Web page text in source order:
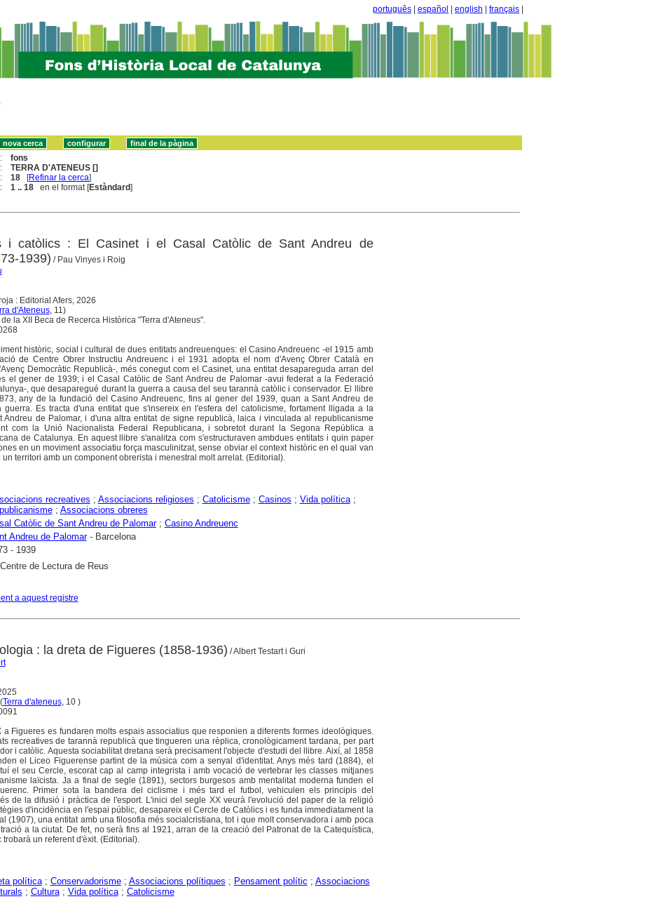
português español english français
fons
TERRA D'ATENEUS []
18 [Refinar la cerca]
1 .. 18 en el format [Estàndard]
i catòlics : El Casinet i el Casal Catòlic de Sant Andreu de
1939) / Pau Vinyes i Roig
: Editorial Afers, 2026
d'Ateneus, 11)
la XII Beca de Recerca Històrica "Terra d'Ateneus".
històric, social i cultural de dues entitats andreuenques: el Casino Andreuenc -el 1915 amb
de Centre Obrer Instructiu Andreuenc i el 1931 adopta el nom d'Avenç Obrer Català en
Democràtic Republicà-, més conegut com el Casinet, una entitat desapareguda arran del
el gener de 1939; i el Casal Catòlic de Sant Andreu de Palomar -avui federat a la Federació
, que desaparegué durant la guerra a causa del seu tarannà catòlic i conservador. El llibre
any de la fundació del Casino Andreuenc, fins al gener del 1939, quan a Sant Andreu de
guerra. Es tracta d'una entitat que s'insereix en l'esfera del catolicisme, fortament lligada a la
Andreu de Palomar, i d'una altra entitat de signe republicà, laica i vinculada al republicanisme
com la Unió Nacionalista Federal Republicana, i sobretot durant la Segona República a
de Catalunya. En aquest llibre s'analitza com s'estructuraven ambdues entitats i quin paper
en un moviment associatiu força masculinitzat, sense obviar el context històric en el qual van
territori amb un component obrerista i menestral molt arrelat. (Editorial).
recreatives ; Associacions religioses ; Catolicisme; Casinos ; Vida política;
; Associacions obreres
Catòlic de Sant Andreu de Palomar; Casino Andreuenc
Andreu de Palomar- Barcelona
- 1939
de Lectura de Reus
a aquest registre
: la dreta de Figueres (1858-1936) / Albert Testart i Guri
Terra d'ateneus, 10 )
a Figueres es fundaren molts espais associatius que responien a diferents formes ideològiques.
recreatives de tarannà republicà que tingueren una rèplica, cronològicament tardana, per part
i catòlic. Aquesta sociabilitat dretana serà precisament l'objecte d'estudi del llibre. Així, al 1858
el Liceo Figuerense partint de la música com a senyal d'identitat. Anys més tard (1884), el
el seu Cercle, escorat cap al camp integrista i amb vocació de vertebrar les classes mitjanes
laïcista. Ja a final de segle (1891), sectors burgesos amb mentalitat moderna funden el
Primer sota la bandera del ciclisme i més tard el futbol, vehiculen els principis del
de la difusió i pràctica de l'esport. L'inici del segle XX veurà l'evolució del paper de la religió
d'incidència en l'espai públic, desapareix el Cercle de Catòlics i es funda immediatament la
(1907), una entitat amb una filosofia més socialcristiana, tot i que molt conservadora i amb poca
a la ciutat. De fet, no serà fins al 1921, arran de la creació del Patronat de la Catequística,
trobarà un referent d'èxit. (Editorial).
política; Conservadorisme; Associacions polítiques ; Pensament polític ; Associacions
; Cultura; Vida política; Catolicisme